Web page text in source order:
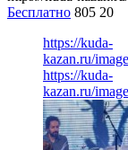
Бесплатно 805 20
https://kuda-
kazan.ru/
https://kuda-
kazan.ru/